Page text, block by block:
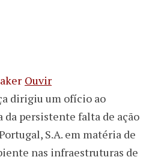
Ouvir
dirigiu um ofício ao
da persistente falta de ação
S.A. em matéria de
nas infraestruturas de